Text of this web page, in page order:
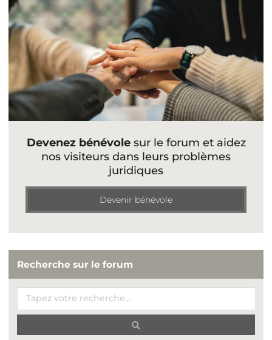
Devenez bénévolesur le forum et aidez
nos visiteurs dans leurs problèmes
juridiques
Devenir bénévole
Recherche sur le forum